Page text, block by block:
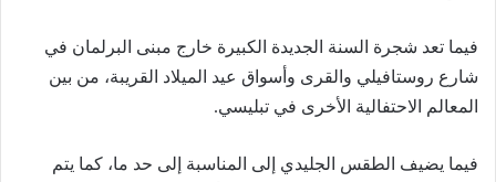
فيما تعد شجرة السنة الجديدة الكبيرة خارج مبنى البرلمان في
شارع روستافيلي والقرى وأسواق عيد الميلاد القريبة، من بين
المعالم الاحتفالية الأخرى في تبليسي.
فيما يضيف الطقس الجليدي إلى المناسبة إلى حد ما، كما يتم